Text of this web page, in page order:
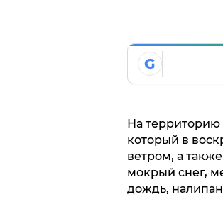
G
На территорию
который в
ветром, а
мокрый снег,
дождь,